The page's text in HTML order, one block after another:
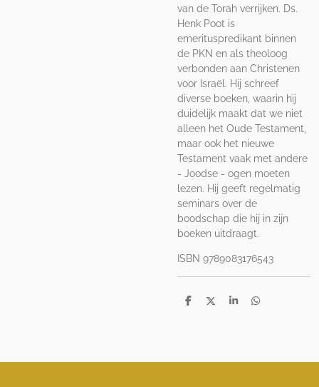
van de Torah verrijken. Ds.
Henk Poot is
emerituspredikant binnen
de PKN en als theoloog
verbonden aan Christenen
voor Israël. Hij schreef
diverse boeken, waarin hij
duidelijk maakt dat we niet
alleen het Oude Testament,
maar ook het nieuwe
Testament vaak met andere
- Joodse - ogen moeten
lezen. Hij geeft regelmatig
seminars over de
boodschap die hij in zijn
boeken uitdraagt.
ISBN 9789083176543
D
D
S
D